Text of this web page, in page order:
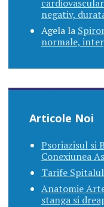
negativ,
Agelala
normale,
Articole Noi
Psoriazisul si
Conexiunea
Tarife
Anatomie
stanga si